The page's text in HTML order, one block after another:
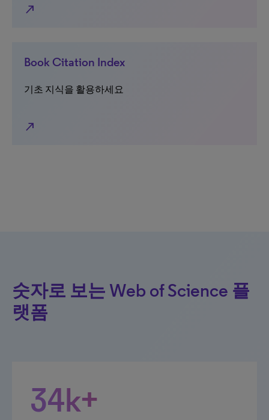
north_east
Book Citation Index
기초 지식을 활용하세요
north_east
숫자로 보는 Web of Science 플
랫폼
34k+